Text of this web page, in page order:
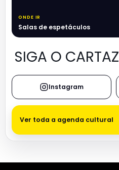
ONDE IR
Salas de espetáculos
SIGA O CARTAZ
Instagram
Ver toda a agenda cultural